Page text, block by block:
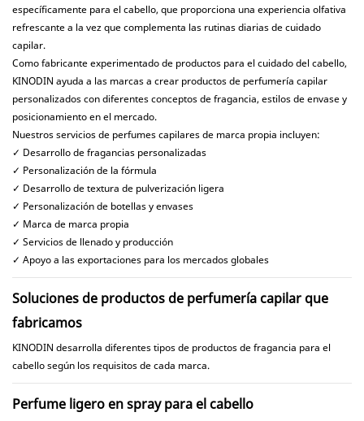
específicamente para el cabello, que proporciona una experiencia olfativa
refrescante a la vez que complementa las rutinas diarias de cuidado
capilar.
Como fabricante experimentado de productos para el cuidado del cabello,
KINODIN ayuda a las marcas a crear productos de perfumería capilar
personalizados con diferentes conceptos de fragancia, estilos de envase y
posicionamiento en el mercado.
Nuestros servicios de perfumes capilares de marca propia incluyen:
✓ Desarrollo de fragancias personalizadas
✓ Personalización de la fórmula
✓ Desarrollo de textura de pulverización ligera
✓ Personalización de botellas y envases
✓ Marca de marca propia
✓ Servicios de llenado y producción
✓ Apoyo a las exportaciones para los mercados globales
Soluciones de productos de perfumería capilar que
fabricamos
KINODIN desarrolla diferentes tipos de productos de fragancia para el
cabello según los requisitos de cada marca.
Perfume ligero en spray para el cabello